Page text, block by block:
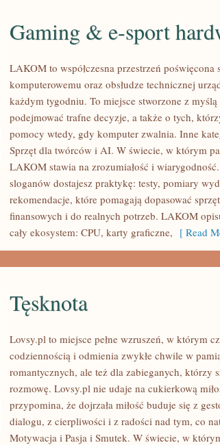
GAMING
SPORT
HARDWARE
Gaming & e-sport
LAKOM to współczesna przestrzeń poświęcona
komputerowemu oraz obsłudze technicznej
każdym tygodniu. To miejsce stworzone z
podejmować trafne decyzje, a także o tych,
pomocy wtedy, gdy komputer zwalnia. Inne
Sprzęt dla twórców i AI. W świecie, w którym
LAKOM stawia na zrozumiałość i
sloganów dostajesz praktykę: testy, pomiary
rekomendacje, które pomagają dopasować
finansowych i do realnych potrzeb. LAKOM
cały ekosystem: CPU, karty graficzne, [ Read
TĘSKNOTA
Tęsknota
Lovsy.pl to miejsce pełne wzruszeń, w którym
codziennością i odmienia zwykłe chwile w
romantycznych, ale też dla zabieganych, którzy
rozmowę. Lovsy.pl nie udaje na cukierkową
przypomina, że dojrzała miłość buduje się z
dialogu, z cierpliwości i z radości nad tym, co
Motywacja i Pasja i Smutek. W świecie, w